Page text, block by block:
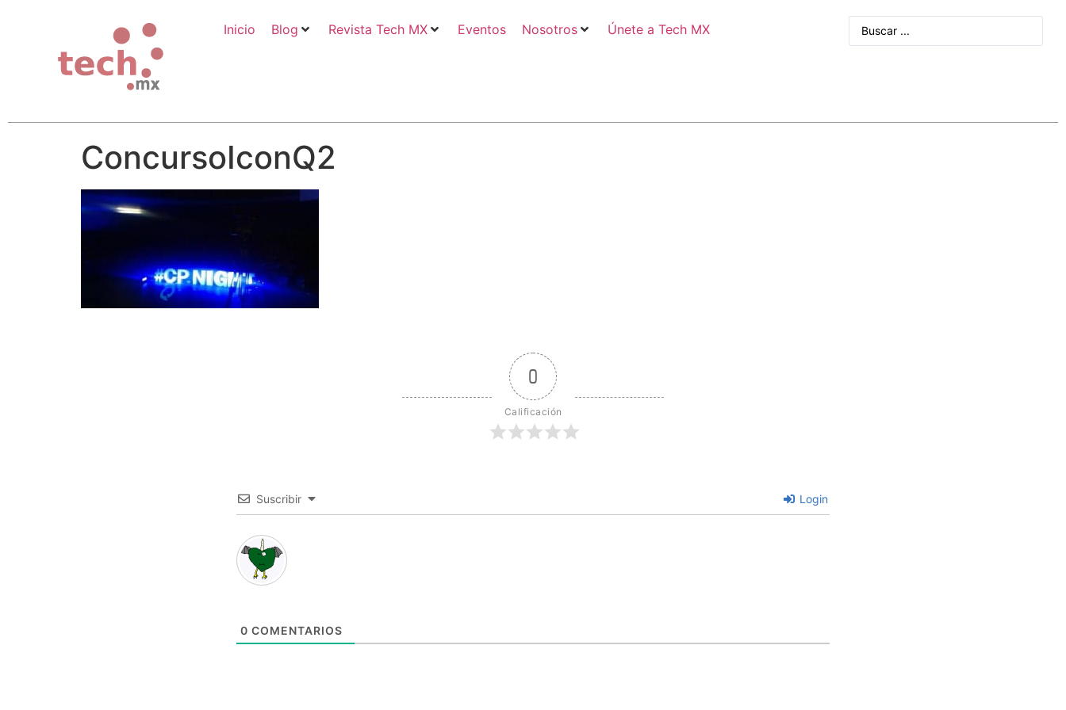
Inicio Blog Revista Tech MX Eventos Nosotros Únete a Tech MX
ConcursoIconQ2
0
Calificación
Suscribir Login
0 COMENTARIOS